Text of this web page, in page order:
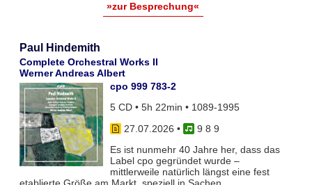
»zur Besprechung«
Paul Hindemith
Complete Orchestral Works II
Werner Andreas Albert
cpo 999 783-2
5 CD • 5h 22min • 1089-1995
27.07.2026 •
9 8 9
Es ist nunmehr 40 Jahre her, dass das
Label cpo gegründet wurde –
mittlerweile natürlich längst eine fest